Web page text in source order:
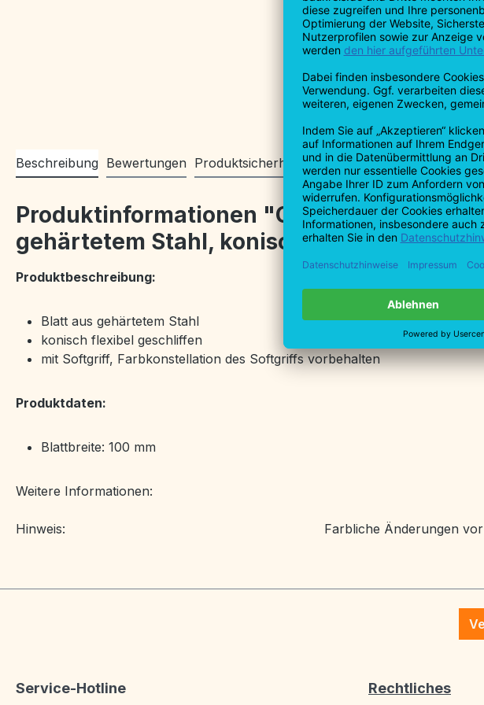
Beschreibung Bewertungen Produktsicherheitsinformationen
Produktinformationen "Gipserspachtel -
gehärtetem Stahl, konisch flexibel
Produktbeschreibung:
Blatt aus gehärtetem Stahl
konisch flexibel geschliffen
mit Softgriff, Farbkonstellation des Softgriffs vorbehalten
Produktdaten:
Blattbreite: 100 mm
Weitere Informationen:
Hinweis: Farbliche Änderungen
Service-Hotline Rechtliches